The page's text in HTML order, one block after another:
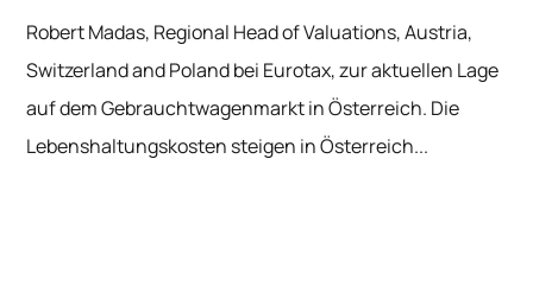
Robert Madas, Regional Head of Valuations, Austria,
Switzerland and Poland bei Eurotax, zur aktuellen Lage
auf dem Gebrauchtwagenmarkt in Österreich. Die
Lebenshaltungskosten steigen in Österreich...